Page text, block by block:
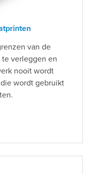
van de
verleggen en
nooit wordt
wordt gebruikt